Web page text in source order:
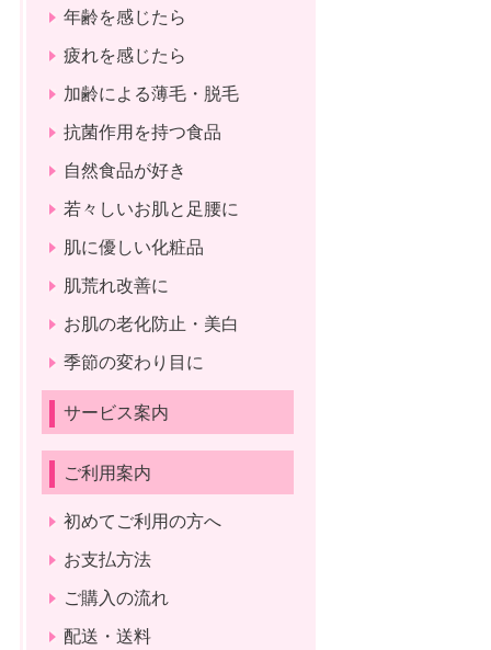
年齢を感じたら
疲れを感じたら
加齢による薄毛・脱毛
抗菌作用を持つ食品
自然食品が好き
若々しいお肌と足腰に
肌に優しい化粧品
肌荒れ改善に
お肌の老化防止・美白
季節の変わり目に
サービス案内
ご利用案内
初めてご利用の方へ
お支払方法
ご購入の流れ
配送・送料